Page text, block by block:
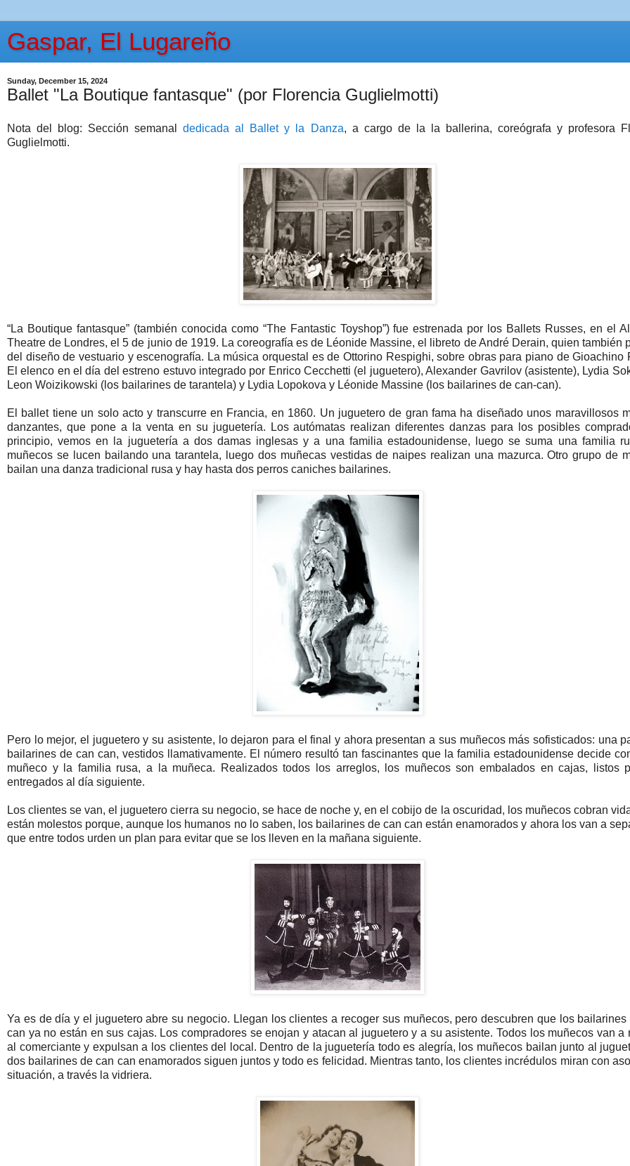
Gaspar, El Lugareño
Sunday, December 15, 2024
Ballet "La Boutique fantasque" (por Florencia Guglielmotti)
Nota del blog: Sección semanaldedicada al Ballet y la Danza, a cargo de la la ballerina, coreógrafa y profesora
Guglielmotti.
“La Boutique fantasque” (también conocida como “The Fantastic Toyshop”) fue estrenada por los Ballets Russes, en el
Theatre de Londres, el 5 de junio de 1919. La coreografía es de Léonide Massine, el libreto de André Derain, quien también
del diseño de vestuario y escenografía. La música orquestal es de Ottorino Respighi, sobre obras para piano de Gioachino
El elenco en el día del estreno estuvo integrado por Enrico Cecchetti (el juguetero), Alexander Gavrilov (asistente), Lydia
Leon Woizikowski (los bailarines de tarantela) y Lydia Lopokova y Léonide Massine (los bailarines de can-can).
El ballet tiene un solo acto y transcurre en Francia, en 1860. Un juguetero de gran fama ha diseñado unos maravillosos
danzantes, que pone a la venta en su juguetería. Los autómatas realizan diferentes danzas para los posibles
principio, vemos en la juguetería a dos damas inglesas y a una familia estadounidense, luego se suma una familia
muñecos se lucen bailando una tarantela, luego dos muñecas vestidas de naipes realizan una mazurca. Otro grupo de
bailan una danza tradicional rusa y hay hasta dos perros caniches bailarines.
Pero lo mejor, el juguetero y su asistente, lo dejaron para el final y ahora presentan a sus muñecos más sofisticados: una
bailarines de can can, vestidos llamativamente. El número resultó tan fascinantes que la familia estadounidense decide
muñeco y la familia rusa, a la muñeca. Realizados todos los arreglos, los muñecos son embalados en cajas, listos
entregados al día siguiente.
Los clientes se van, el juguetero cierra su negocio, se hace de noche y, en el cobijo de la oscuridad, los muñecos cobran
están molestos porque, aunque los humanos no lo saben, los bailarines de can can están enamorados y ahora los van a
que entre todos urden un plan para evitar que se los lleven en la mañana siguiente.
Ya es de día y el juguetero abre su negocio. Llegan los clientes a recoger sus muñecos, pero descubren que los bailarines
can ya no están en sus cajas. Los compradores se enojan y atacan al juguetero y a su asistente. Todos los muñecos van a
al comerciante y expulsan a los clientes del local. Dentro de la juguetería todo es alegría, los muñecos bailan junto al
dos bailarines de can can enamorados siguen juntos y todo es felicidad. Mientras tanto, los clientes incrédulos miran con
situación, a través la vidriera.